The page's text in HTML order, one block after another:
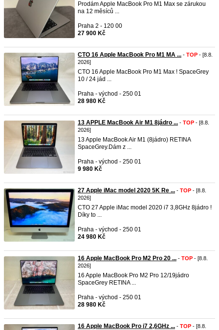
Prodám Apple MacBook Pro M1 Max se zárukou
na 12 měsíců ...
Praha 2 - 120 00
27 900 Kč
CTO 16 Apple MacBook Pro M1 MA ... - TOP - [8.8.
2026]
CTO 16 Apple MacBook Pro M1 Max ! SpaceGrey
10 / 24 jád ...
Praha - východ - 250 01
28 980 Kč
13 APPLE MacBook Air M1 8jádro ... - TOP - [8.8.
2026]
13 Apple MacBook Air M1 (8jádro) RETINA
SpaceGrey.Dám z ...
Praha - východ - 250 01
9 980 Kč
27 Apple iMac model 2020 5K Re ... - TOP - [8.8.
2026]
CTO 27 Apple iMac model 2020 i7 3,8GHz 8jádro !
Díky to ...
Praha - východ - 250 01
24 980 Kč
16 Apple MacBook Pro M2 Pro 20 ... - TOP - [8.8.
2026]
16 Apple MacBook Pro M2 Pro 12/19jádro
SpaceGrey RETINA ...
Praha - východ - 250 01
28 980 Kč
16 Apple MacBook Pro i7 2,6GHz ... - TOP - [8.8.